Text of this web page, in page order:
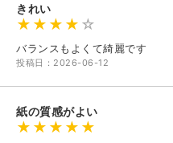
きれい
バランスもよくて綺麗です
投稿日：2026-06-12
紙の質感がよい